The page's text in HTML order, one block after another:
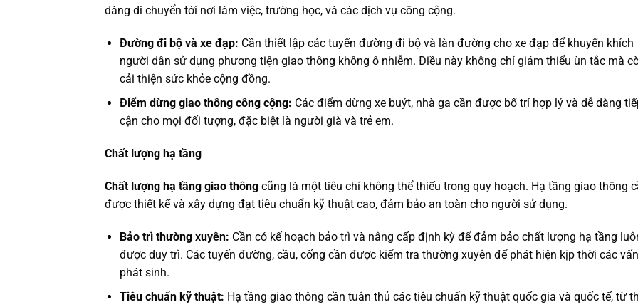
dàng di chuyển tới nơi làm việc, trường học, và các dịch vụ công cộng.
Đường đi bộ và xe đạp: Cần thiết lập các tuyến đường đi bộ và làn đường cho xe đạp để khuyến khích
người dân sử dụng phương tiện giao thông không ô nhiễm. Điều này không chỉ giảm thiểu ùn tắc mà
cải thiện sức khỏe cộng đồng.
Điểm dừng giao thông công cộng: Các điểm dừng xe buýt, nhà ga cần được bố trí hợp lý và dễ dàng
cận cho mọi đối tượng, đặc biệt là người già và trẻ em.
Chất lượng hạ tầng
Chất lượng hạ tầng giao thông cũng là một tiêu chí không thể thiếu trong quy hoạch. Hạ tầng giao thông
được thiết kế và xây dựng đạt tiêu chuẩn kỹ thuật cao, đảm bảo an toàn cho người sử dụng.
Bảo trì thường xuyên: Cần có kế hoạch bảo trì và nâng cấp định kỳ để đảm bảo chất lượng hạ tầng
được duy trì. Các tuyến đường, cầu, cống cần được kiểm tra thường xuyên để phát hiện kịp thời các
phát sinh.
Tiêu chuẩn kỹ thuật: Hạ tầng giao thông cần tuân thủ các tiêu chuẩn kỹ thuật quốc gia và quốc tế, từ